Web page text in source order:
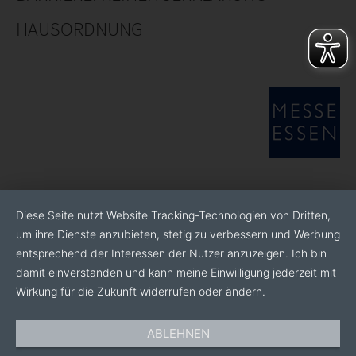
HAUSORDNUNG
Diese Seite nutzt Website Tracking-Technologien von Dritten,
um ihre Dienste anzubieten, stetig zu verbessern und Werbung
entsprechend der Interessen der Nutzer anzuzeigen. Ich bin
damit einverstanden und kann meine Einwilligung jederzeit mit
Wirkung für die Zukunft widerrufen oder ändern.
ABLEHNEN